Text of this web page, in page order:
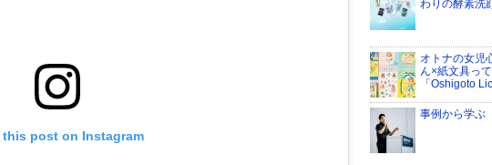
this post on Instagram
わりの酵素洗
オトナの女児
ん×紙文具っ
「Oshigoto
事例から学ぶ